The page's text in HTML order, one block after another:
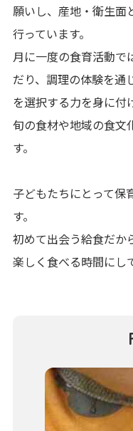
願いし、産地・衛生面
行っています。
月に一度の食育活動で
だり、調理の体験を通
を選択する力を身に付
旬の食材や地域の食文
す。
子どもたちにとって保
す。
初めて出会う給食だか
楽しく食べる時間にし